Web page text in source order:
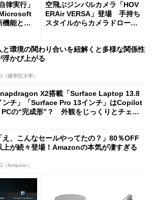
律実行」
能とエ
空飛ぶジンバルカメラ「HOV
ERAir VERSA」登場 手持ち
スタイルからカメラドローン
と環境の関わり合いを紐解くと多様な関係性
浮かび上がる
（國學院大學）
X2搭載「Surface Laptop 13.8
ンチ」「Surface Pro 13インチ」はCopilot
PCの“完成形”？ 外観をじっくりとチェッ
「え、こんなセールやってたの？」80％OFF
上が続々登場！Amazonの本気が凄すぎる
（Amazon）